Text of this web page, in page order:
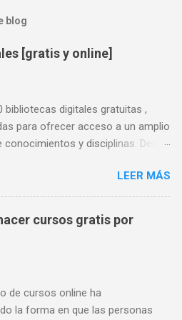
blog
[gratis y online]
bibliotecas digitales gratuitas ,
para ofrecer acceso a un amplio
conocimientos y disciplinas. Desde
estas plataformas democratizan el
y fomentan el aprendizaje.
Project Gutenberg URL:
Recursos: Libros de
Books URL:
Recursos: Vista
LEER MÁS
cursos gratis por
de cursos online ha
la forma en que las personas